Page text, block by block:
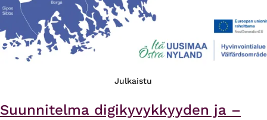
Julkaistu
Suunnitelma digikyvykkyyden ja –